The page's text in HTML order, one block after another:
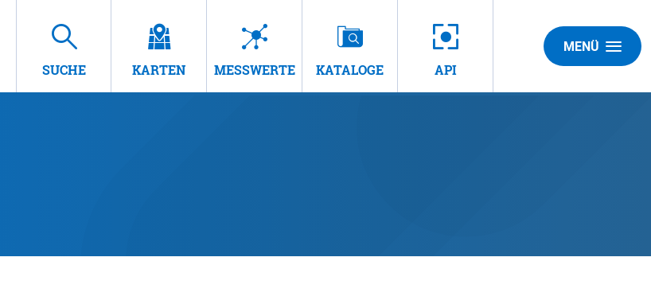
SUCHE KARTEN MESSWERTE KATALOGE API
MENÜ